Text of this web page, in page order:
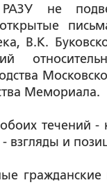
не
В.К.
Мемориала.
течений -
взгляды и
гражданские